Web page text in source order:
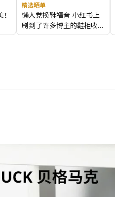
精选晒单
懒人党换鞋福音 小红书上
刷到了许多博主的鞋柜收纳
巧思，抄作业diy了一个简
纳！！！ 以后换鞋再也不